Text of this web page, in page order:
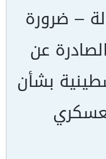
– ضرورة
عن
بشأن